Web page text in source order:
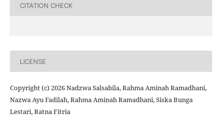
CITATION CHECK
LICENSE
Copyright (c) 2026 Nadzwa Salsabila, Rahma Aminah Ramadhani,
Nazwa Ayu Fadilah, Rahma Aminah Ramadhani, Siska Bunga
Lestari, Ratna Fitria